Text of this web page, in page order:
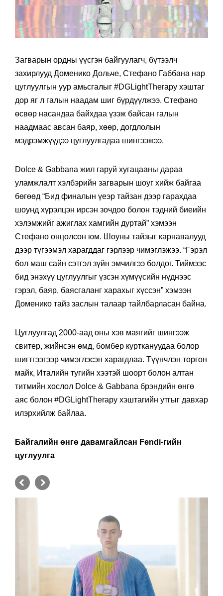
Загварын ордны үүсгэн байгуулагч, бүтээлч
захирлууд Доменико Дольче, Стефано Габбана нар
цуглуулгын уур амьсгалыг #DGLightTherapy хэштаг
дор яг л галын наадам шиг бүрдүүлжээ. Стефано
өсвөр насандаа байхдаа үзэж байсан галын
наадмаас авсан баяр, хөөр, догдлолын
мэдрэмжүүдээ цуглуулгадаа шингээжээ.
Dolce & Gabbana жил гаруй хугацааны дараа
уламжлалт хэлбэрийн загварын шоуг хийж байгаа
бөгөөд “Бид финалын үеэр тайзан дээр гарахдаа
шоунд хүрэлцэн ирсэн зочдоо болон тэдний биеийн
хэлэмжийг ажиглах хамгийн дуртай” хэмээн
Стефано онцолсон юм. Шоуны тайзыг карнавалууд
дээр түгээмэл харагддаг гэрлээр чимэглэжээ. “Гэрэл
бол маш сайн сэтгэл зүйн эмчилгээ болдог. Тиймээс
бид энэхүү цуглуулгыг үзсэн хүмүүсийн нүднээс
гэрэл, баяр, баясгаланг харахыг хүссэн” хэмээн
Доменико тайз заслын талаар тайлбарласан байна.
Цуглуулгад 2000-аад оны хэв маягийг шингээж
свитер, жийнсэн өмд, бомбер курткануудаа болор
шигтгээгээр чимэглэсэн харагдлаа. Түүнчлэн торгон
майк, Италийн тугийн хээтэй шоорт болон алтан
титмийн хослол Dolce & Gabbana брэндийн өнгө
аяс болон #DGLightTherapy хэштагийн утгыг давхар
илэрхийлж байлаа.
Байгалийн өнгө давамгайлсан Fendi-гийн
цуглуулга